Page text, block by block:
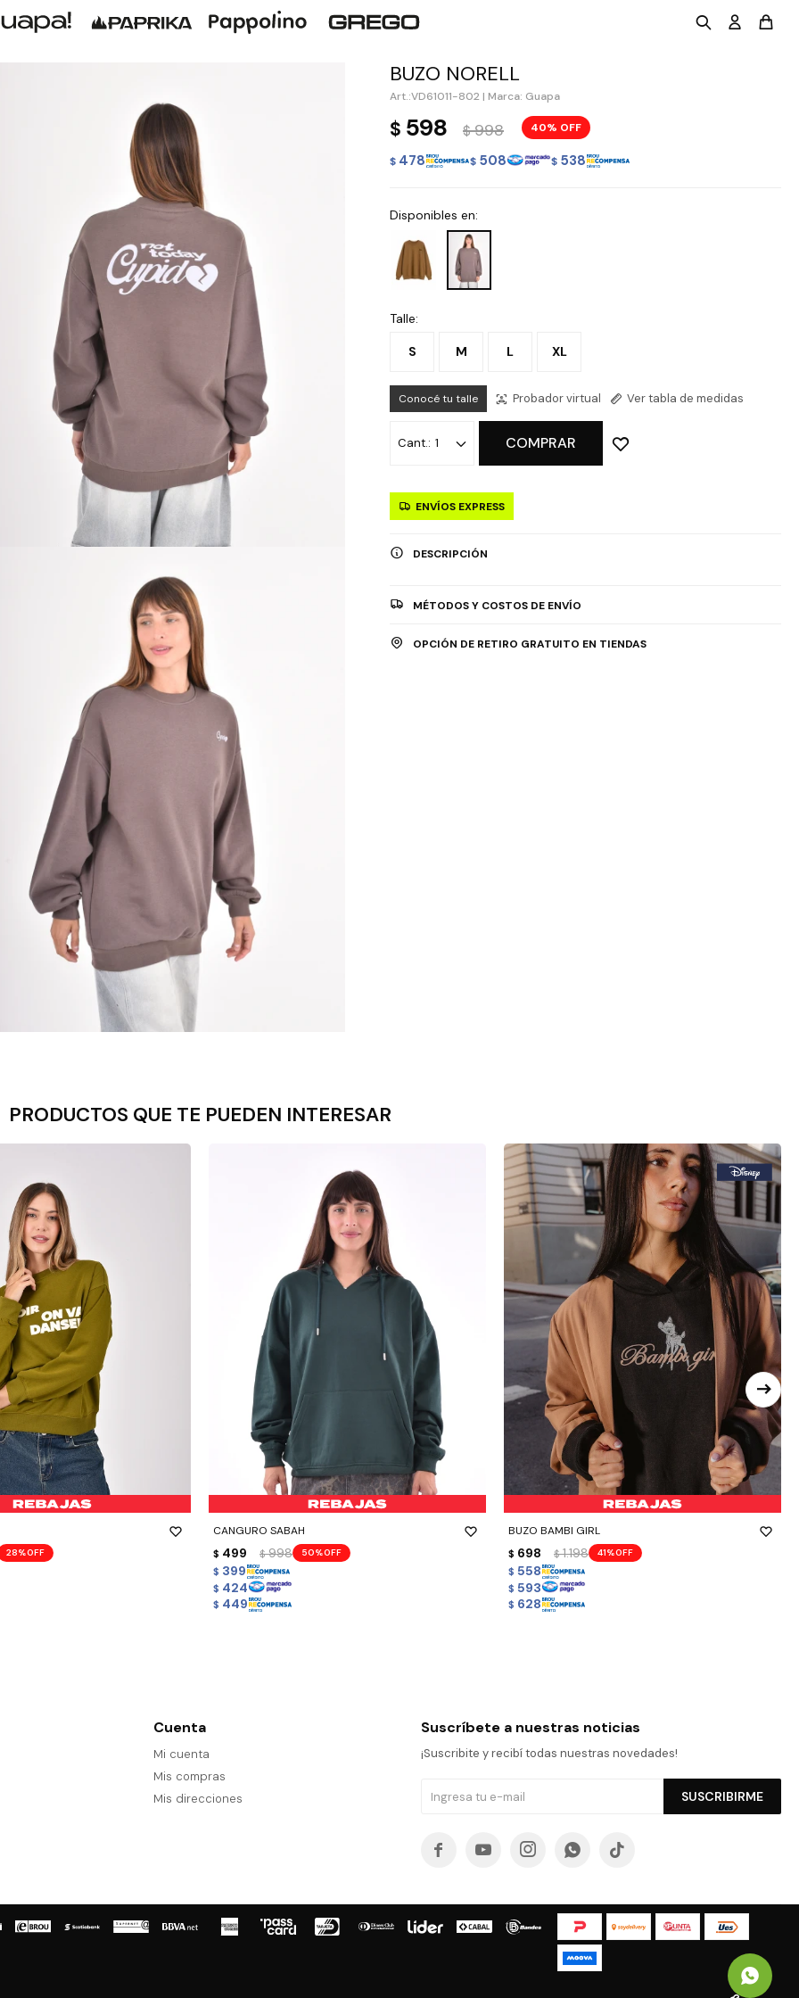
BUZO NORELL
VD61011-802 | Marca: Guapa
$ 598 $ 998 40
$ 478 $ 508 $ 538
Disponibles en:
Talle:
S M L XL
Conocé tu talle Probador virtual Ver tabla de medidas
1 COMPRAR
ENVÍOS EXPRESS
DESCRIPCIÓN
MÉTODOS Y COSTOS DE ENVÍO
OPCIÓN DE RETIRO GRATUITO EN TIENDAS
PRODUCTOS QUE TE PUEDEN INTERESAR
28
CANGURO SABAH
$ 499 $ 998 50
$ 399
$ 424
$ 449
- +
BUZO BAMBI GIRL
$ 698 $ 1.198 41
$ 558
$ 593
$ 628
- +
Cuenta
Mi cuenta
Mis compras
Mis direcciones
Suscríbete a nuestras noticias
¡Suscribite y recibí todas nuestras novedades!
SUSCRIBIRME
    